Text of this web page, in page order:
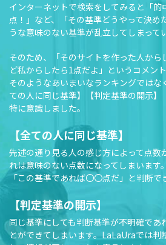
インターネットで検索をしてみると「
点！」など、「その基準どうやって決め
うな意味のない基準が乱立してしまって
そのため、「そのサイトを作った人か
ど私からしたら1点だよ」というコメン
そのようなあいまいなランキングではな
ての人に同じ基準】【判定基準の開示】
特に意識しました。
【全ての人に同じ基準】
先述の通り見る人の感じ方によって点数
れは意味のない点数になってしまいます
「この基準であれば〇〇点だ」と判断で
【判定基準の開示】
同じ基準にしても判断基準が不明確であ
とができてしまいます。LaLaUraでは判